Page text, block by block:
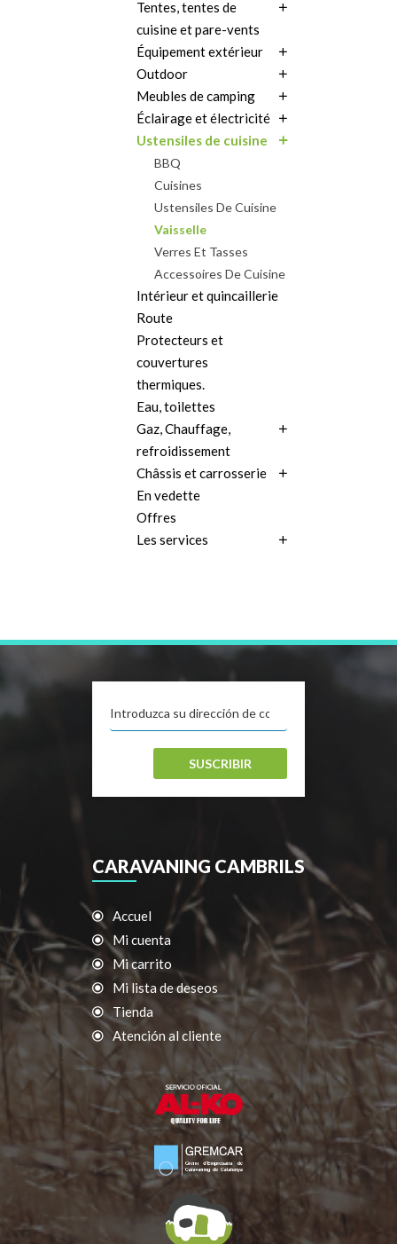
Tentes, tentes de
cuisine et pare-vents
Équipement extérieur
Outdoor
Meubles de camping
Éclairage et électricité
Ustensiles de cuisine
BBQ
Cuisines
Ustensiles De Cuisine
Vaisselle
Verres Et Tasses
Accessoires De Cuisine
Intérieur et quincaillerie
Route
Protecteurs et
couvertures
thermiques.
Eau, toilettes
Gaz, Chauffage,
refroidissement
Châssis et carrosserie
En vedette
Offres
Les services
SUSCRIBIR
CARAVANING CAMBRILS
Accuel
Mi cuenta
Mi carrito
Mi lista de deseos
Tienda
Atención al cliente